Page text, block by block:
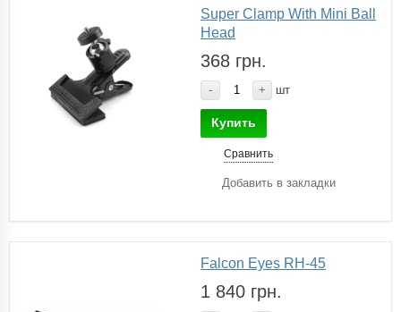
Super Clamp With Mini Ball
Head
368 грн.
- + шт
Купить
Сравнить
Добавить в закладки
Falcon Eyes RH-45
1 840 грн.